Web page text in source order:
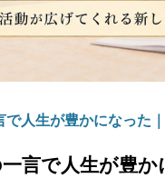
で人生が豊かになった
言で人生が豊